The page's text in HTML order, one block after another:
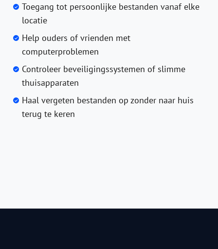
Toegang tot persoonlijke bestanden vanaf elke
locatie
Help ouders of vrienden met
computerproblemen
Controleer beveiligingssystemen of slimme
thuisapparaten
Haal vergeten bestanden op zonder naar huis
terug te keren